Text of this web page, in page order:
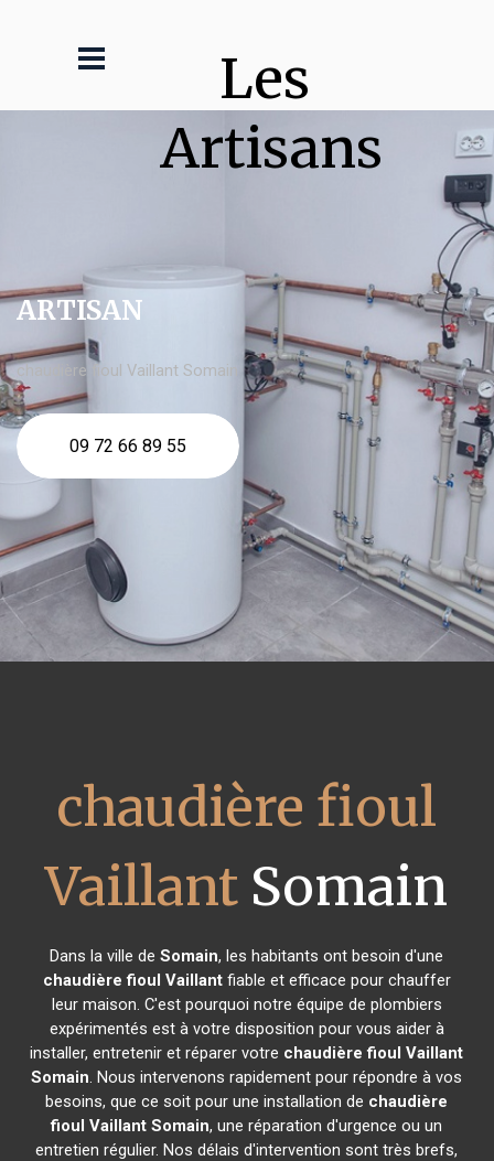
Les
Artisans
ARTISAN
chaudière fioul Vaillant Somain
09 72 66 89 55
chaudière fioul
Vaillant Somain
Dans la ville deSomain, les habitants ont besoin d'une
chaudière fioul Vaillantfiable et efficace pour chauffer
leur maison. C'est pourquoi notre équipe de plombiers
expérimentés est à votre disposition pour vous aider à
installer, entretenir et réparer votre chaudière fioul Vaillant
Somain. Nous intervenons rapidement pour répondre à vos
besoins, que ce soit pour une installation de chaudière
fioul Vaillant Somain, une réparation d'urgence ou un
entretien régulier. Nos délais d'intervention sont très brefs,